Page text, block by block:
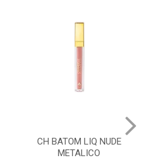
CH BATOM LIQ NUDE
METALICO